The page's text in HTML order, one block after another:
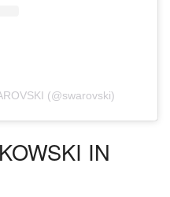
(@swarovski)
IN